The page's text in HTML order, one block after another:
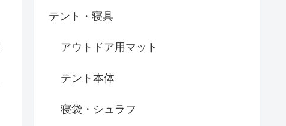
テント・寝具
アウトドア用マット
テント本体
寝袋・シュラフ